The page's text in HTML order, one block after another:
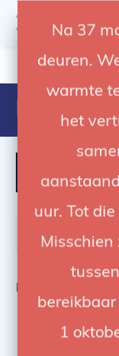
Na 37
deuren.
warmte
het
uur. Tot
Misschien
1
4.92 / 5